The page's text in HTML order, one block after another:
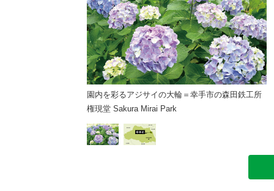
園内を彩るアジサイの大輪＝幸手市の森田鉄工所
権現堂 Sakura Mirai Park